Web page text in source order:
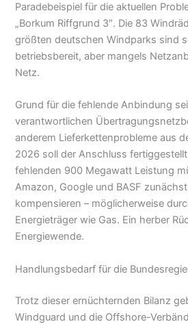
Paradebeispiel für die aktuellen
„Borkum Riffgrund 3″. Die 83
größten deutschen Windparks sind
betriebsbereit, aber mangels
Netz.
Grund für die fehlende Anbindung
verantwortlichen
anderem Lieferkettenprobleme aus
2026 soll der Anschluss
fehlenden 900 Megawatt Leistung
Amazon, Google und BASF
kompensieren – möglicherweise
Energieträger wie Gas. Ein herber
Energiewende.
Handlungsbedarf für die
Trotz dieser ernüchternden Bilanz
Windguard und die Offshore-